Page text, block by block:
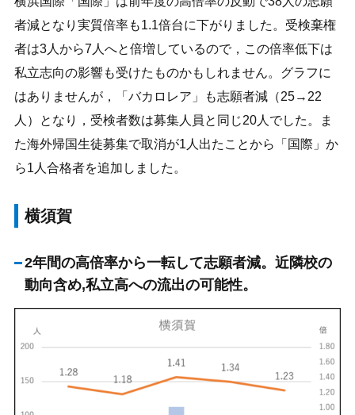
者減となり実質倍率も1.1倍台に下がりました。受検棄権
者は3人から7人へと倍増しているので，この倍率低下は
私立志向の影響も受けたものかもしれません。グラフに
はありませんが，「バカロレア」も志願者減（25→22
人）となり，受検者数は募集人員と同じ20人でした。ま
た海外帰国生徒募集で取消が1人出たことから「国際」か
ら1人合格者を追加しました。
横須賀
2年間の高倍率から一転して志願者減。近隣校の
動向含め,私立高への流出の可能性。